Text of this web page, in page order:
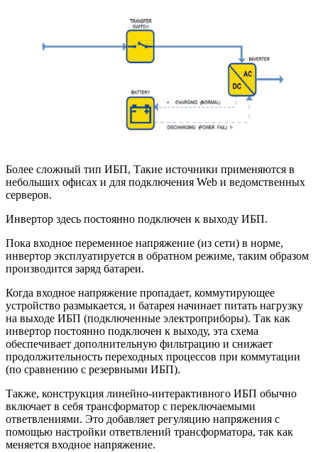
Более сложный тип ИБП, Такие источники применяются в
небольших офисах и для подключения Web и ведомственных
серверов.
Инвертор здесь постоянно подключен к выходу ИБП.
Пока входное переменное напряжение (из сети) в норме,
инвертор эксплуатируется в обратном режиме, таким образом
производится заряд батареи.
Когда входное напряжение пропадает, коммутирующее
устройство размыкается, и батарея начинает питать нагрузку
на выходе ИБП (подключенные электроприборы). Так как
инвертор постоянно подключен к выходу, эта схема
обеспечивает дополнительную фильтрацию и снижает
продолжительность переходных процессов при коммутации
(по сравнению с резервными ИБП).
Также, конструкция линейно-интерактивного ИБП обычно
включает в себя трансформатор с переключаемыми
ответвлениями. Это добавляет регуляцию напряжения с
помощью настройки ответвлений трансформатора, так как
меняется входное напряжение.